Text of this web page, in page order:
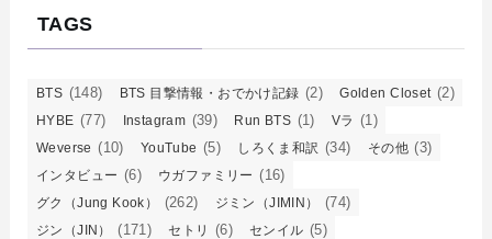
TAGS
BTS (148) BTS 目撃情報・おでかけ記録 (2) Golden Closet (2)
HYBE (77) Instagram (39) Run BTS (1) Vラ (1)
Weverse (10) YouTube (5) しろくま和訳 (34) その他 (3)
インタビュー (6) ウガファミリー (16)
グク（Jung Kook） (262) ジミン（JIMIN） (74)
ジン（JIN） (171) セトリ (6) センイル (5)